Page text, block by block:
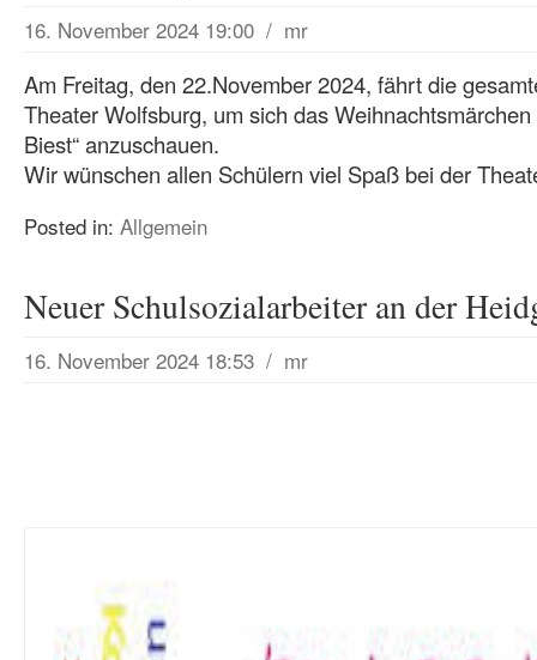
16. November 2024 19:00 / mr
Am Freitag, den 22.November 2024, fährt die
Theater Wolfsburg, um sich das
Biest“ anzuschauen.
Wir wünschen allen Schülern viel Spaß bei der
Posted in: Allgemein
Neuer Schulsozialarbeiter an der
16. November 2024 18:53 / mr